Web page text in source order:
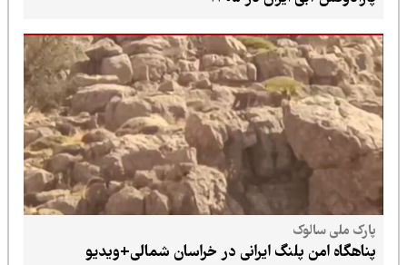
پارک ملی سالوک
پناهگاه امن پلنگ ایرانی در خراسان شمالی+ویدیو